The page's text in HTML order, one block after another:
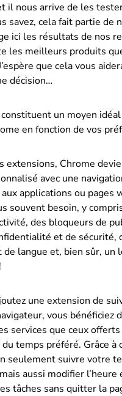
il nous arrive de les
savez, cela fait partie de
ici les résultats de nos
les meilleurs produits
que cela vous
décision…
un moyen idéal
en fonction de vos
extensions, Chrome
avec une
aux applications ou pages
souvent besoin, y
des bloqueurs de
et de sécurité,
langue et, bien sûr, un
une extension de
vous bénéficiez
services que ceux
temps préféré. Grâce à
seulement suivre votre
aussi modifier l’heure
tâches sans quitter la